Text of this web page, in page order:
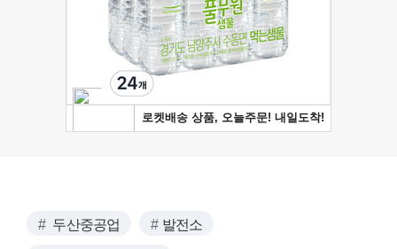
두산중공업 발전소